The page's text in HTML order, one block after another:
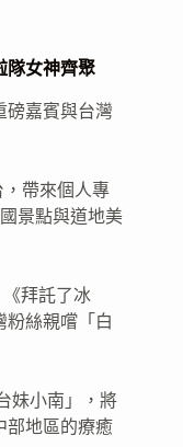
隊女神齊聚
磅嘉賓與台灣
，帶來個人專
景點與道地美
拜託了冰
粉絲親嚐「白
妹小南」，將
部地區的療癒